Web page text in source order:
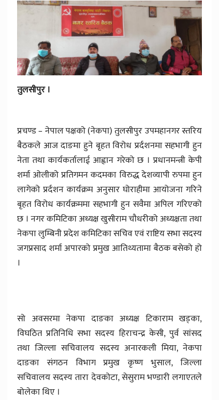
तुलसीपुर ।
प्रचण्ड – नेपाल पक्षको (नेकपा) तुलसीपुर उपमहानगर स्तरिय
बैठकले आज दाङमा हुने बृहत विरोध प्रर्दशनमा सहभागी हुन
नेता तथा कार्यकर्तालाई आह्वान गरेको छ । प्रधानमन्त्री केपी
शर्मा ओलीको प्रतिगमन कदमका विरुद्ध देशव्यापी रुपमा हुन
लागेको प्रर्दशन कार्यक्रम अनुसार घोराहीमा आयोजना गरिने
बृहत विरोध कार्यक्रममा सहभागी हुन सवैमा अपिल गरिएको
छ । नगर कमिटिका अध्यक्ष खुसीराम चौधरीको अध्यक्षता तथा
नेकपा लुम्बिनी प्रदेश कमिटिका सचिव एवं राष्टिय सभा सदस्य
जगप्रसाद शर्मा अपारको प्रमुख आतिथ्यतामा बैठक बसेको हो
।
सो अवसरमा नेकपा दाङका अध्यक्ष टिकाराम खड्का,
विघठित प्रतिनिधि सभा सदस्य हिराचन्द्र केसी, पुर्व सांसद
तथा जिल्ला सचिवालय सदस्य अनारकली मिया, नेकपा
दाङका संगठन विभाग प्रमुख कृष्ण भुसाल, जिल्ला
सचिवालय सदस्य तारा देवकोटा, सेसुराम भण्डारी लगाएतले
बोलेका थिए ।